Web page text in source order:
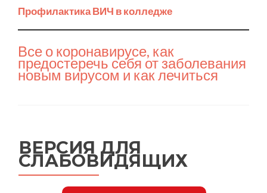
Профилактика ВИЧ в колледже
Все о коронавирусе, как
предостеречь себя от заболевания
новым вирусом и как лечиться
ВЕРСИЯ ДЛЯ
СЛАБОВИДЯЩИХ